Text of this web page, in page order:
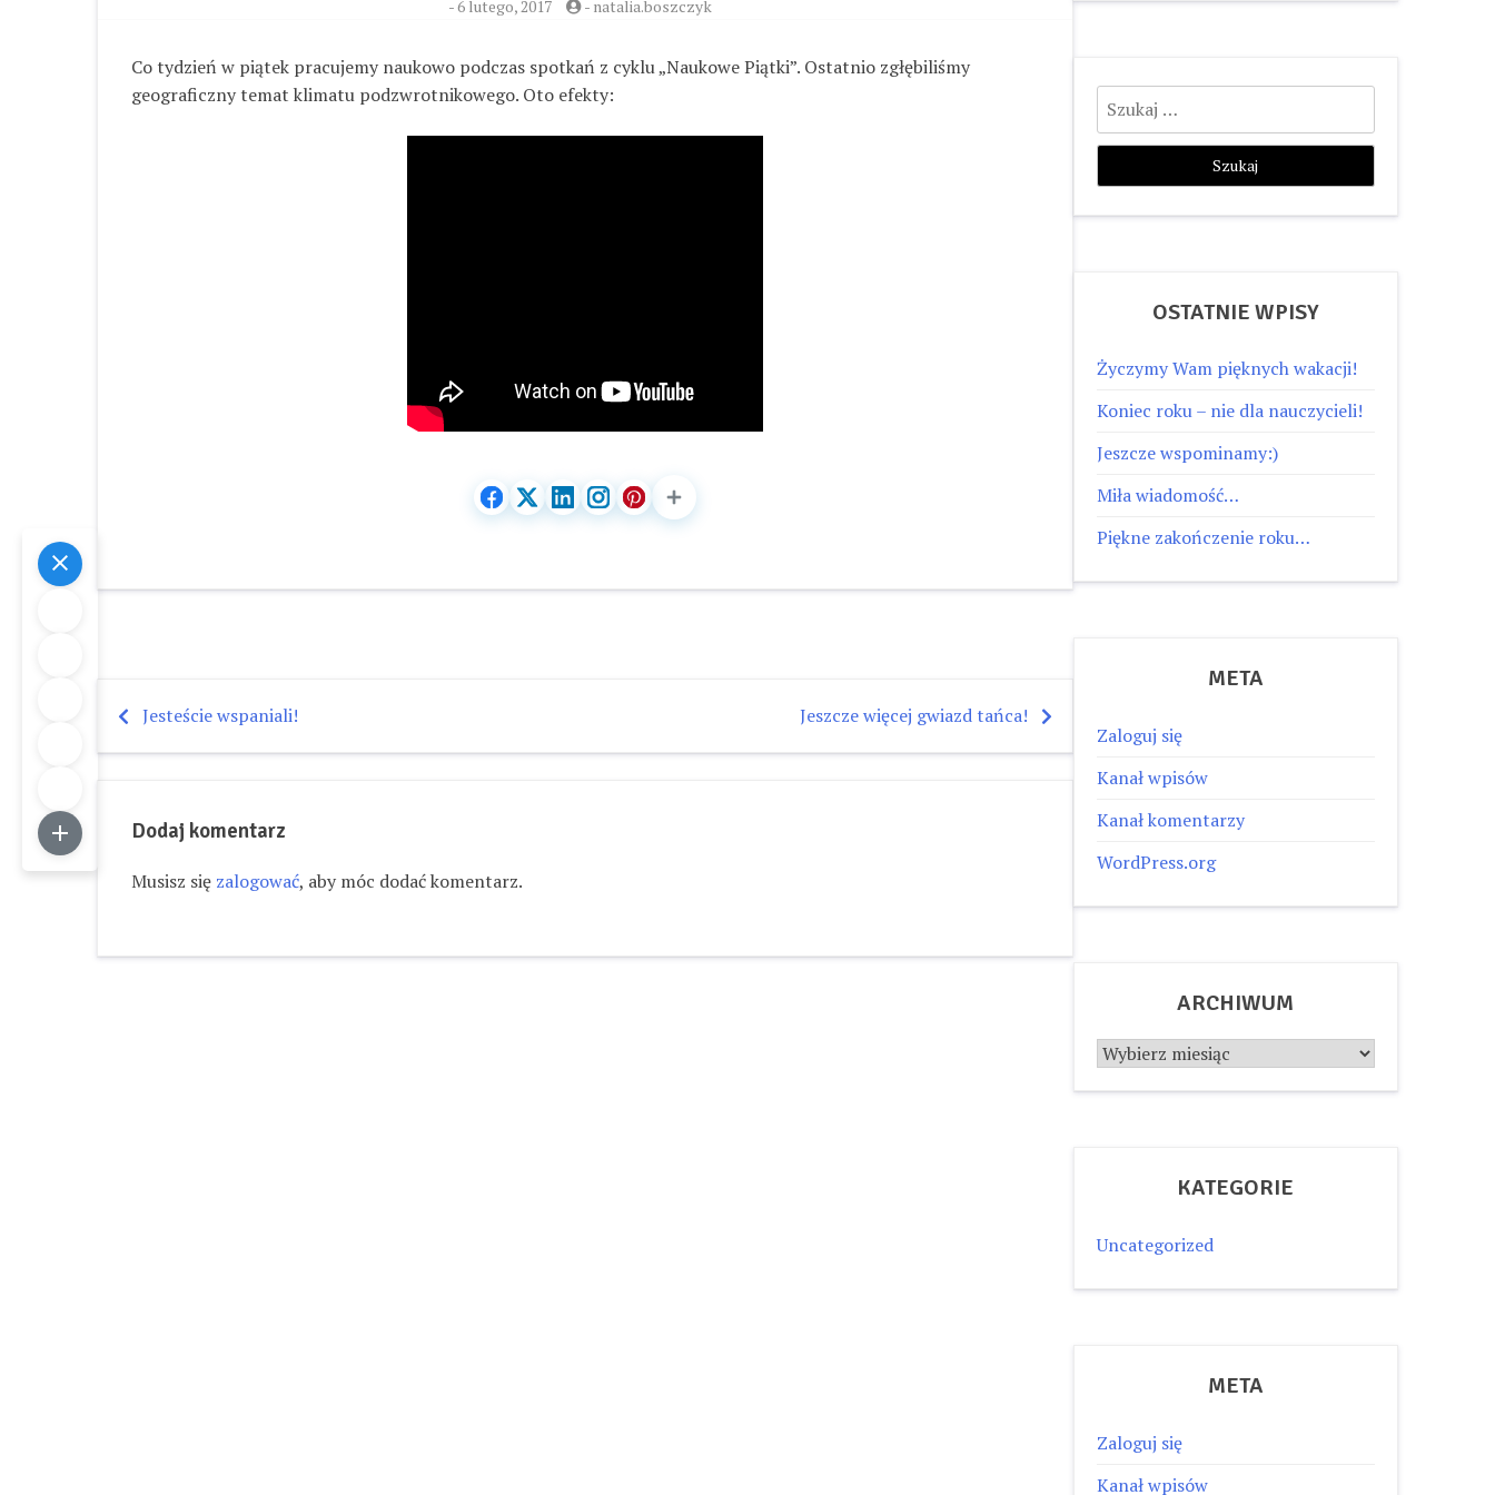
-6 lutego, 2017 - natalia.boszczyk
Co tydzień w piątek pracujemy naukowo podczas spotkań z cyklu „Naukowe Piątki”. Ostatnio zgłębiliśmy
geograficzny temat klimatu podzwrotnikowego. Oto efekty:
Nawigacja
Jesteście wspaniali! Jeszcze więcej gwiazd tańca!
Dodaj komentarz
Musisz się zalogować, aby móc dodać komentarz.
Szukaj:
OSTATNIE WPISY
Życzymy Wam pięknych wakacji!
Koniec roku – nie dla nauczycieli!
Jeszcze wspominamy:)
Miła wiadomość…
Piękne zakończenie roku…
META
Zaloguj się
Kanał wpisów
Kanał komentarzy
WordPress.org
ARCHIWUM
Archiwum
KATEGORIE
Uncategorized
META
Zaloguj się
Kanał wpisów